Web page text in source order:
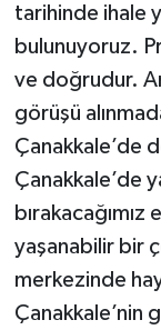
tarihinde ihale
bulunuyoruz.
ve doğrudur.
görüşü
Çanakkale’de
Çanakkale’de
yaşanabilir bir
merkezinde
Çanakkale’nin